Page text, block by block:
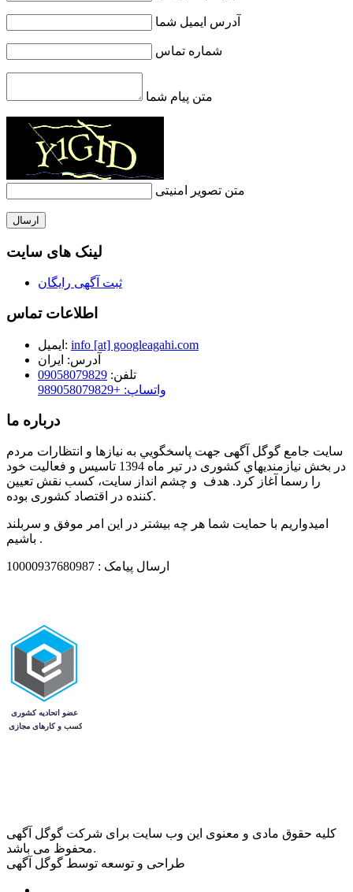
آدرس ایمیل شما
شماره تماس
متن پیام شما
متن تصویر امنیتی
ارسال
لینک های سایت
ثبت آگهی رایگان
اطلاعات تماس
ایمیل: info [at] googleagahi.com
آدرس: ایران
تلفن: 09058079829
واتساپ: +989058079829
درباره ما
سایت جامع گوگل آگهی جهت پاسخگويي به نيازها و انتظارات مردم
در بخش نيازمنديهاي کشوری در تير ماه 1394 تاسيس و فعاليت خود
را رسما آغاز كرد. هدف و چشم انداز سایت، كسب نقش تعيين
كننده در اقتصاد کشوری بوده.
امیدواریم با حمایت شما هر چه بیشتر در این امر موفق و سربلند
باشیم .
ارسال پیامک : 10000937680987
کلیه حقوق مادی و معنوی این وب سایت برای شرکت گوگل آگهی
محفوظ می باشد.
طراحی و توسعه توسط گوگل آگهی